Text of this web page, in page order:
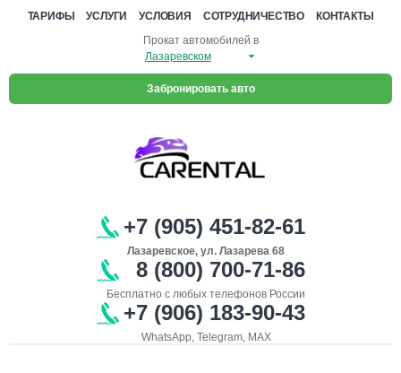
ТАРИФЫ УСЛУГИ УСЛОВИЯ СОТРУДНИЧЕСТВО
КОНТАКТЫ
Прокат автомобилей в
Забронировать авто
+7 (905) 451-82-61
Лазаревское, ул. Лазарева 68
8 (800) 700-71-86
Бесплатно с любых телефонов России
+7 (906) 183-90-43
WhatsApp, Telegram, MAX